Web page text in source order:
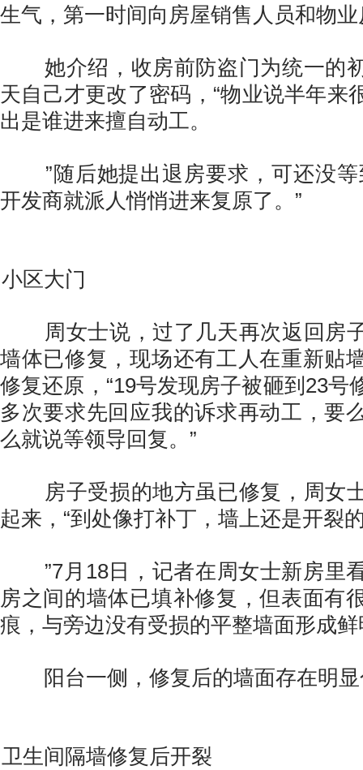
生气，第一时间向房屋销售人员和物
她介绍，收房前防盗门为统一的
天自己才更改了密码，“物业说半年来
出是谁进来擅自动工。
”随后她提出退房要求，可还没等
开发商就派人悄悄进来复原了。”
小区大门
周女士说，过了几天再次返回房
墙体已修复，现场还有工人在重新贴
修复还原，“19号发现房子被砸到23号
多次要求先回应我的诉求再动工，要
么就说等领导回复。”
房子受损的地方虽已修复，周女
起来，“到处像打补丁，墙上还是开裂
”7月18日，记者在周女士新房里
房之间的墙体已填补修复，但表面有
痕，与旁边没有受损的平整墙面形成
阳台一侧，修复后的墙面存在明显
卫生间隔墙修复后开裂